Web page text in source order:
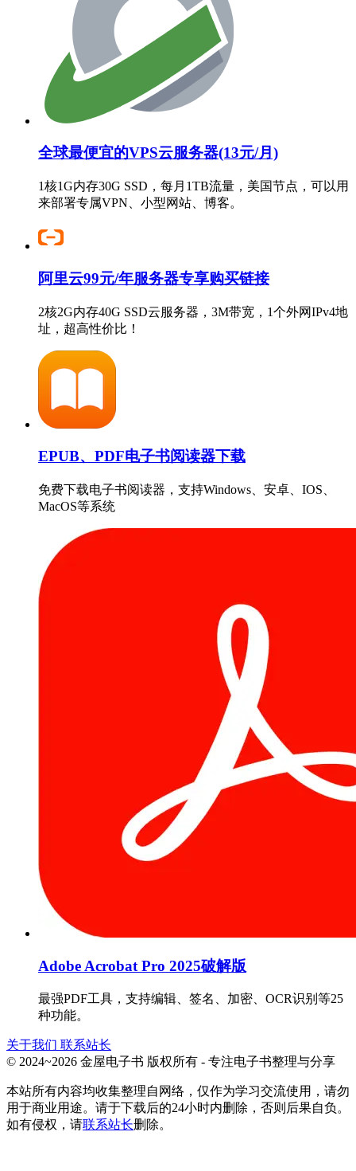
全球最便宜的VPS云服务器(13元/月)
1核1G内存30G SSD，每月1TB流量，美国节点，可以用
来部署专属VPN、小型网站、博客。
阿里云99元/年服务器专享购买链接
2核2G内存40G SSD云服务器，3M带宽，1个外网IPv4地
址，超高性价比！
EPUB、PDF电子书阅读器下载
免费下载电子书阅读器，支持Windows、安卓、IOS、
MacOS等系统
Adobe Acrobat Pro 2025破解版
最强PDF工具，支持编辑、签名、加密、OCR识别等25
种功能。
关于我们 联系站长
© 2024~2026 金屋电子书 版权所有 - 专注电子书整理与分享
本站所有内容均收集整理自网络，仅作为学习交流使用，请勿
用于商业用途。请于下载后的24小时内删除，否则后果自负。
如有侵权，请联系站长删除。